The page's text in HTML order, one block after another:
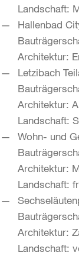
Landschaft:
Hallenbad
Architektur:
Letzibach
Architektur:
Landschaft:
Wohn- und
Architektur:
Landschaft:
Architektur:
Landschaft: